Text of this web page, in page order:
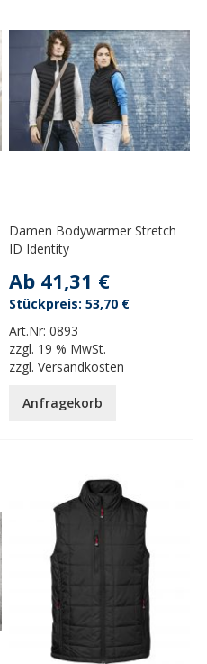
Damen Bodywarmer Stretch
ID Identity
Ab 41,31 €
Art.Nr:0893
zzgl. 19 % MwSt.
zzgl.Versandkosten
53,70 €
Anfragekorb